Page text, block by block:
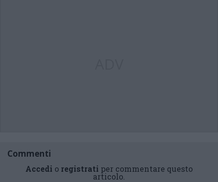
Commenti
Accedi o registrati per commentare questo
articolo.